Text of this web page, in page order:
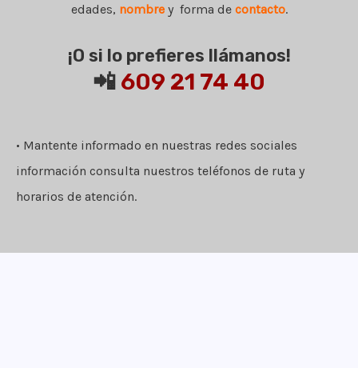
edades, nombrey forma de contacto.
¡O si lo prefieres llámanos!
📲 609 21 74 40
• Mantente informado en nuestras redes sociales
información consulta nuestros teléfonos de ruta y
horarios de atención.